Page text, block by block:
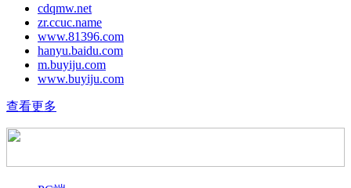
cdqmw.net
zr.ccuc.name
www.81396.com
hanyu.baidu.com
m.buyiju.com
www.buyiju.com
查看更多